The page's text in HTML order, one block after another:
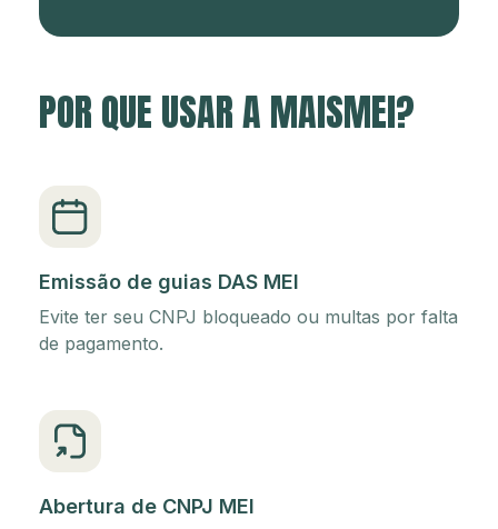
POR QUE USAR A MAISMEI?
Emissão de guias DAS MEI
Evite ter seu CNPJ bloqueado ou multas por falta
de pagamento.
Abertura de CNPJ MEI